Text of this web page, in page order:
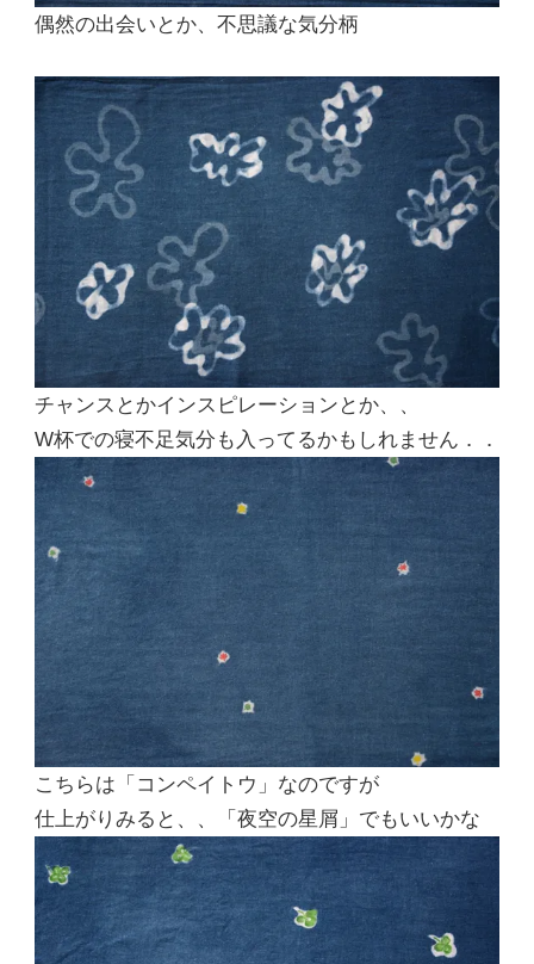
偶然の出会いとか、不思議な気分柄
チャンスとかインスピレーションとか、、
W杯での寝不足気分も入ってるかもしれません．．
こちらは「コンペイトウ」なのですが
仕上がりみると、、「夜空の星屑」でもいいかな